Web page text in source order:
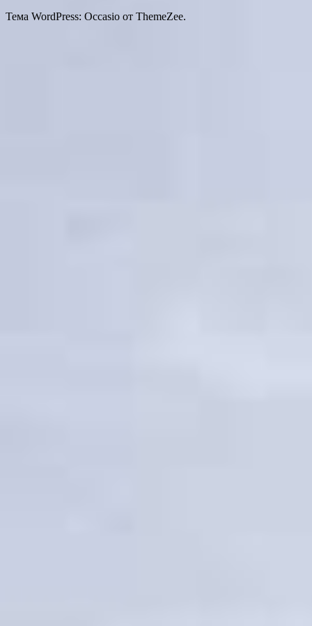
Тема WordPress: Occasio от ThemeZee.